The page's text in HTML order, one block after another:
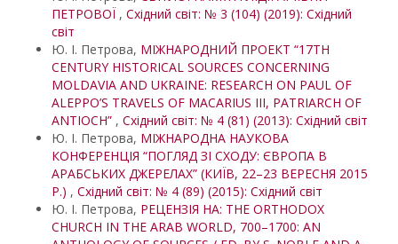
ПЕТРОВОЇ , Східний світ: № 3 (104) (2019): Східний
світ
Ю. І. Петрова, МІЖНАРОДНИЙ ПРОЕКТ “17TH
CENTURY HISTORICAL SOURCES CONCERNING
MOLDAVIA AND UKRAINE: RESEARCH ON PAUL OF
ALEPPO’S TRAVELS OF MACARIUS III, PATRIARCH OF
ANTIOCH” , Східний світ: № 4 (81) (2013): Східний світ
Ю. І. Петрова, МІЖНАРОДНА НАУКОВА
КОНФЕРЕНЦІЯ “ПОГЛЯД ЗІ СХОДУ: ЄВРОПА В
АРАБСЬКИХ ДЖЕРЕЛАХ” (КИЇВ, 22–23 ВЕРЕСНЯ 2015
Р.) , Східний світ: № 4 (89) (2015): Східний світ
Ю. І. Петрова, РЕЦЕНЗІЯ НА: THE ORTHODOX
CHURCH IN THE ARAB WORLD, 700–1700: AN